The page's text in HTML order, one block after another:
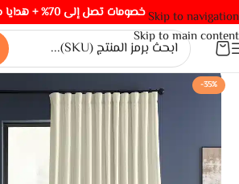
Skip to navigation
Skip to main content
خصومات تصل إلى 70% + هدايا مجانية
-35%